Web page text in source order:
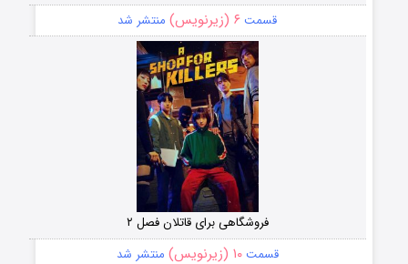
قسمت ۶ (زیرنویس) منتشر شد
فروشگاهی برای قاتلان فصل ۲
قسمت۱۰ (زیرنویس) منتشر شد